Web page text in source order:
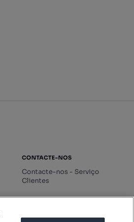
CONTACTE-NOS
Contacte-nos - Serviço
Clientes